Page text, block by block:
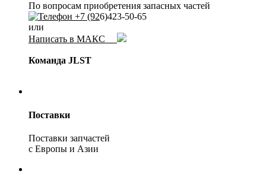
По вопросам приобретения запасных частей
+7 (926)423-50-65
или
Написать в МАКС
Команда JLST
Поставки
Поставки запчастей
с Европы и Азии